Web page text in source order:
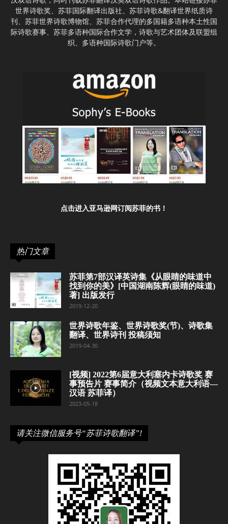
世界诗歌奖、苏菲国际翻译出版社、苏菲诗歌&翻译世界纸质诗
刊、苏菲世界诗歌博物馆、苏菲合作代理的多国籍多语种本土性国
际诗歌赛事、苏菲多语种国际合作文学，诗歌与艺术团体及联盟组
织、多语种国际诗歌门户等。
点击进入亚马逊网订阅苏菲的书！
热门文章
苏菲第7部汉译英诗集《从眼睛的味道中
找到你的美》[中国湖南陈辉(眼睛的味道)
著] 出版发行
2019-12-20
世界诗歌年鉴、世界诗歌奖(节)、诗歌集
翻译、世界诗刊 投稿须知
2019-04-30
[视频] 2022第6届意大利塞内卡诗歌奖 赛
事预告片 赛事简介（视频文本意大利语—
汉语 苏菲译）
2023-05-18
请关注微信服务号“苏菲诗歌翻译”!